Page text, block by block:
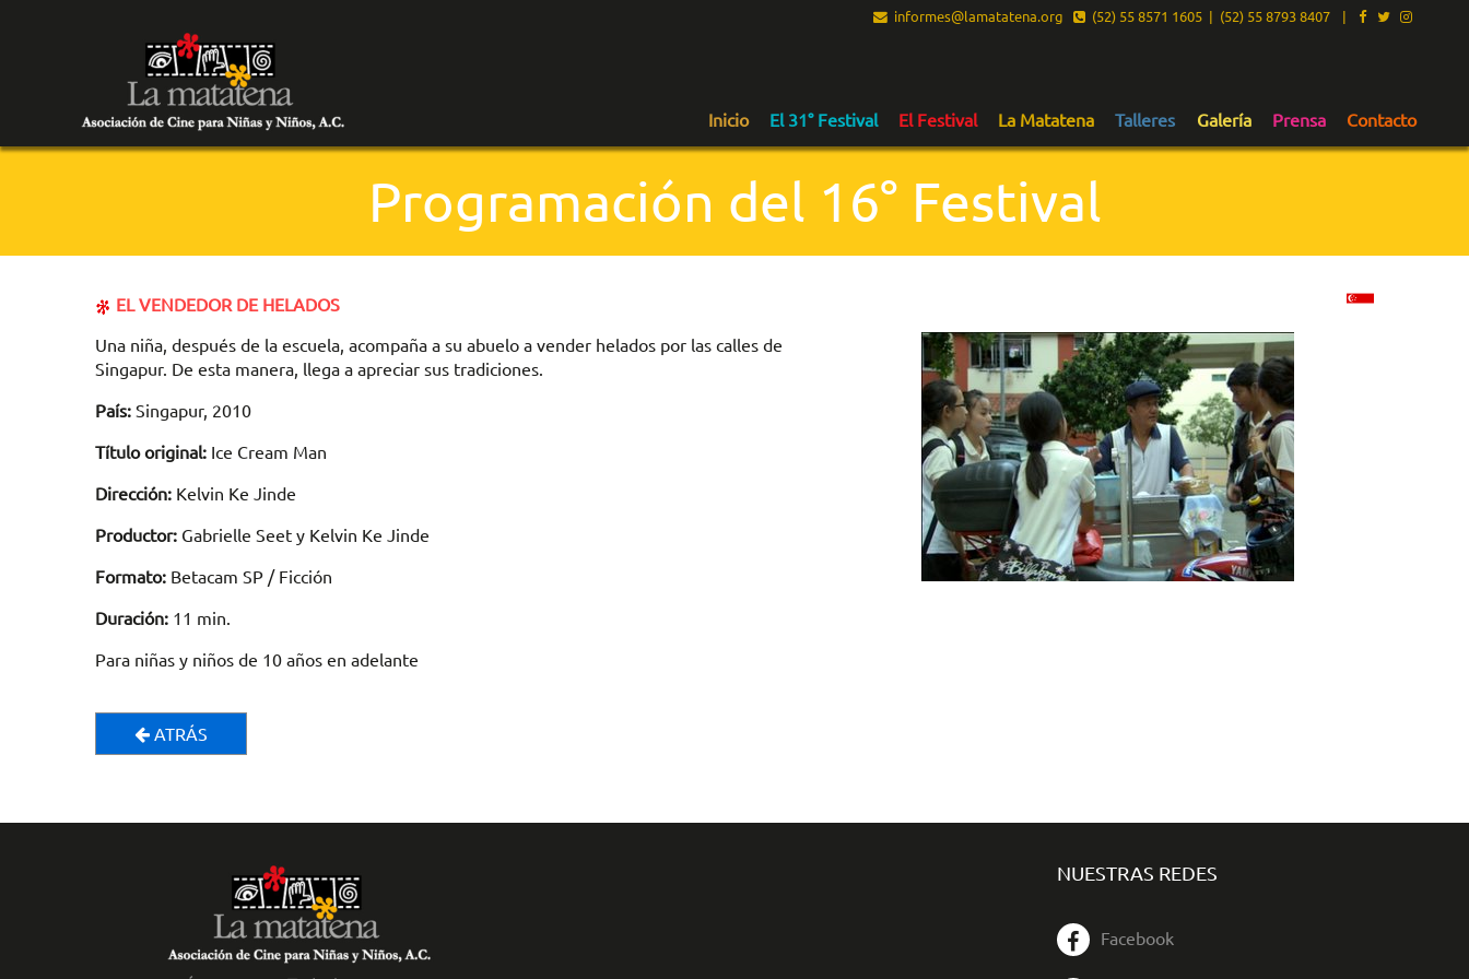
informes@lamatatena.org (52) 55 8571 1605 | (52) 55 8793 8407 |
Inicio El 31° Festival El Festival La Matatena Talleres Galería Prensa Contacto
Programación del 16° Festival
EL VENDEDOR DE HELADOS
Una niña, después de la escuela, acompaña a su abuelo a vender helados por las calles de
Singapur. De esta manera, llega a apreciar sus tradiciones.
País: Singapur, 2010
Título original: Ice Cream Man
Dirección: Kelvin Ke Jinde
Productor: Gabrielle Seet y Kelvin Ke Jinde
Formato: Betacam SP / Ficción
Duración: 11 min.
Para niñas y niños de 10 años en adelante
ATRÁS
NUESTRAS REDES
Facebook